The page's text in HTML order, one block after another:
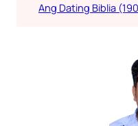
Ang Dating Biblia